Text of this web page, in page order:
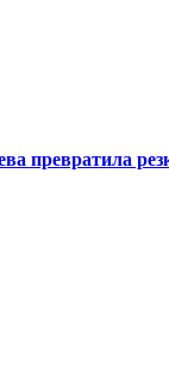
превратила